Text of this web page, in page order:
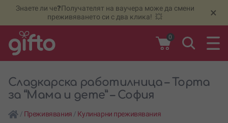
Знаете ли че❓Получателят на ваучера може да смени
преживяването си с два клика! 💥
×
0
Сладкарска работилница – Торта
за “Мама и дете” – София
/ Преживявания / Кулинарни преживявания